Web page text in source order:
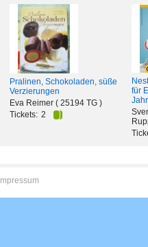
Pralinen, Schokoladen, süße
Verzierungen
Eva Reimer ( 25194 TG )
Tickets: 2
für
Jahr
Impressum